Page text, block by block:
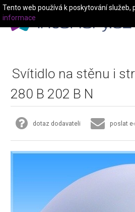
Svítidlo na stěnu i
280 B 202 B N
dotaz dodavateli poslat
Tento web používá k poskytování
informace